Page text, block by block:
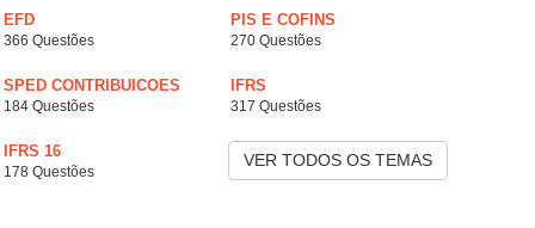
EFD
366 Questões
PIS E COFINS
270 Questões
SPED CONTRIBUICOES
184 Questões
IFRS
317 Questões
IFRS 16
178 Questões
VER TODOS OS TEMAS